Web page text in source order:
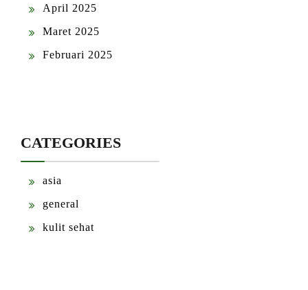
April 2025
Maret 2025
Februari 2025
CATEGORIES
asia
general
kulit sehat